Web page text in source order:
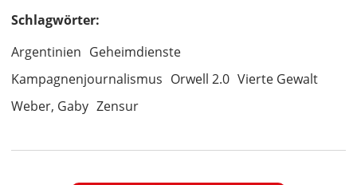
Schlagwörter:
Argentinien Geheimdienste
Kampagnenjournalismus Orwell 2.0 Vierte Gewalt
Weber, Gaby Zensur